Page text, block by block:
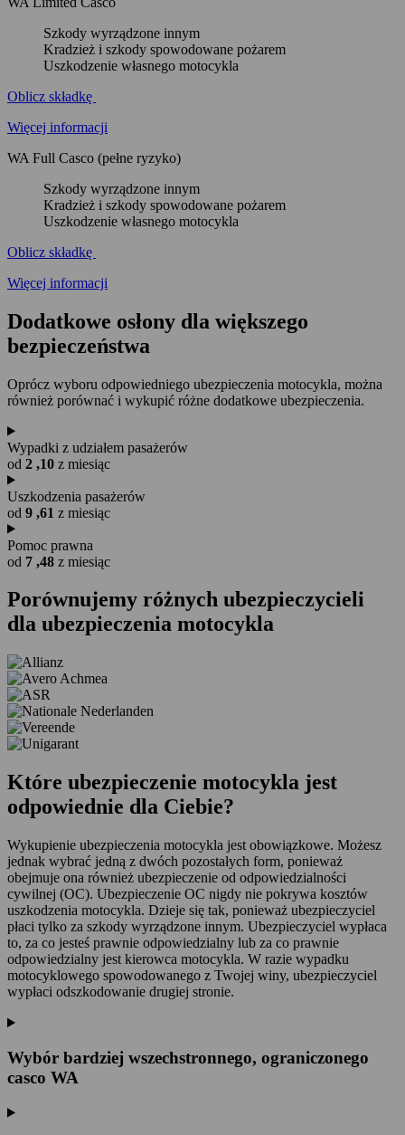
Szkody wyrządzone innym
Kradzież i szkody spowodowane pożarem
Uszkodzenie własnego motocykla
Oblicz składkę
Więcej informacji
WA Full Casco (pełne ryzyko)
Szkody wyrządzone innym
Kradzież i szkody spowodowane pożarem
Uszkodzenie własnego motocykla
Oblicz składkę
Więcej informacji
Dodatkowe osłony dla większego
bezpieczeństwa
Oprócz wyboru odpowiedniego ubezpieczenia motocykla, można
również porównać i wykupić różne dodatkowe ubezpieczenia.
Wypadki z udziałem pasażerów
od 2 ,10 z miesiąc
Uszkodzenia pasażerów
od 9 ,61 z miesiąc
Pomoc prawna
od 7 ,48 z miesiąc
Porównujemy różnych ubezpieczycieli
dla ubezpieczenia motocykla
Które ubezpieczenie motocykla jest
odpowiednie dla Ciebie?
Wykupienie ubezpieczenia motocykla jest obowiązkowe. Możesz
jednak wybrać jedną z dwóch pozostałych form, ponieważ
obejmuje ona również ubezpieczenie od odpowiedzialności
cywilnej (OC). Ubezpieczenie OC nigdy nie pokrywa kosztów
uszkodzenia motocykla. Dzieje się tak, ponieważ ubezpieczyciel
płaci tylko za szkody wyrządzone innym. Ubezpieczyciel wypłaca
to, za co jesteś prawnie odpowiedzialny lub za co prawnie
odpowiedzialny jest kierowca motocykla. W razie wypadku
motocyklowego spowodowanego z Twojej winy, ubezpieczyciel
wypłaci odszkodowanie drugiej stronie.
Wybór bardziej wszechstronnego, ograniczonego
casco WA